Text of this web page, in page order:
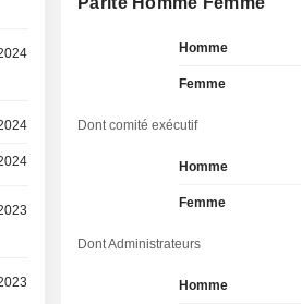
Homme
Femme
Dont comité exécutif
Homme
Femme
Dont Administrateurs
Homme